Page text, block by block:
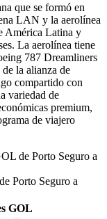
que se formó en
LAN y la aerolínea
América Latina y
La aerolínea tiene
787 Dreamliners
la alianza de
compartido con
variedad de
premium,
de viajero
de Porto Seguro a
Porto Seguro a
GOL